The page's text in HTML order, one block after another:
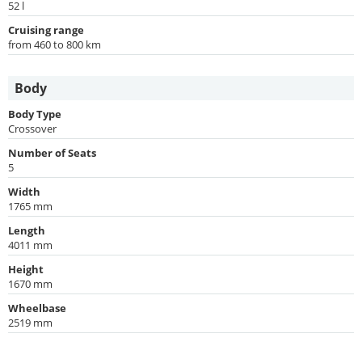
52 l
Cruising range
from 460 to 800 km
Body
Body Type
Crossover
Number of Seats
5
Width
1765 mm
Length
4011 mm
Height
1670 mm
Wheelbase
2519 mm